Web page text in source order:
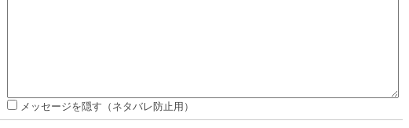
メッセージを隠す（ネタバレ防止用）